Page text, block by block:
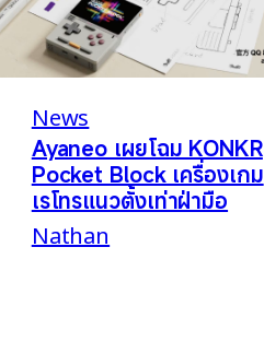
News
Ayaneo เผยโฉม KONKR
Pocket Block เครื่องเกม
เรโทรแนวตั้งเท่าฝ่ามือ
Nathan